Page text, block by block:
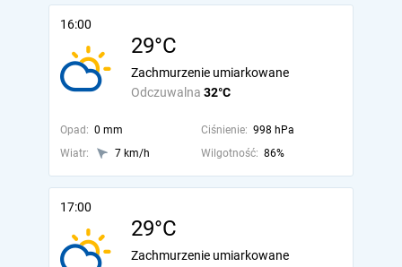
16:00
29°C
Odczuwalna 32°C
Zachmurzenie umiarkowane
Opad: 0 mm Ciśnienie: 998 hPa
Wiatr:
7 km/h Wilgotność: 86%
17:00
29°C
Zachmurzenie umiarkowane